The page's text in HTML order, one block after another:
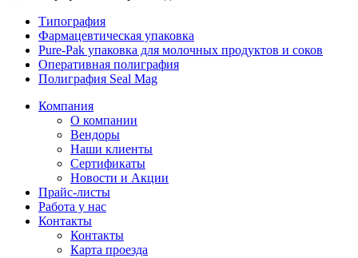
Типография
Фармацевтическая упаковка
Pure-Pak упаковка для молочных продуктов и соков
Оперативная полиграфия
Полиграфия Seal Mag
Компания
О компании
Вендоры
Наши клиенты
Сертификаты
Новости и Акции
Прайс-листы
Работа у нас
Контакты
Контакты
Карта проезда